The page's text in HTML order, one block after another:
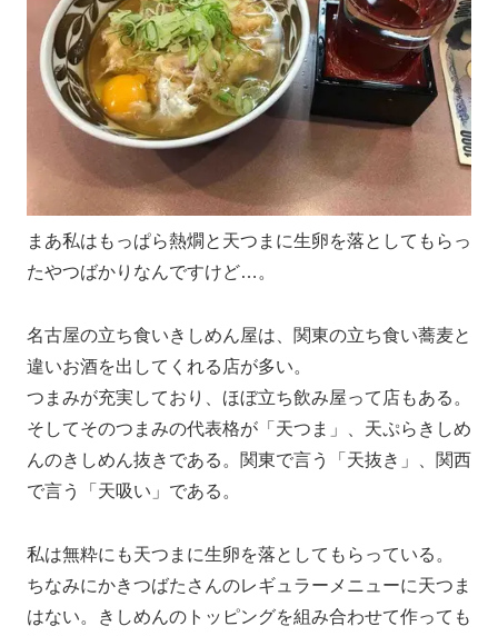
まあ私はもっぱら熱燗と天つまに生卵を落としてもらっ
たやつばかりなんですけど…。
名古屋の立ち食いきしめん屋は、関東の立ち食い蕎麦と
違いお酒を出してくれる店が多い。
つまみが充実しており、ほぼ立ち飲み屋って店もある。
そしてそのつまみの代表格が「天つま」、天ぷらきしめ
んのきしめん抜きである。関東で言う「天抜き」、関西
で言う「天吸い」である。
私は無粋にも天つまに生卵を落としてもらっている。
ちなみにかきつばたさんのレギュラーメニューに天つま
はない。きしめんのトッピングを組み合わせて作っても